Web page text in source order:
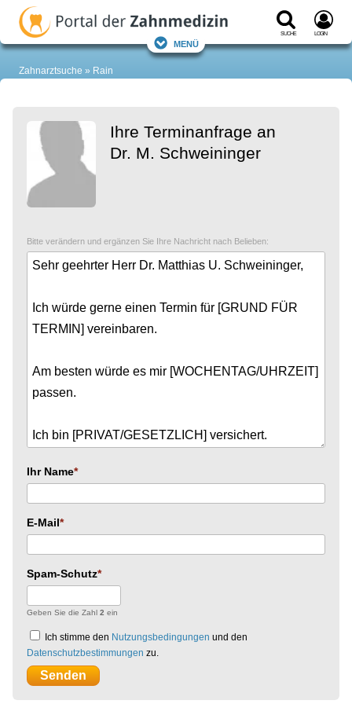
Suche Login
Menü
Zahnarztsuche Rain
Ihre Terminanfrage an
Dr. M. Schweininger
Bitte verändern und ergänzen Sie Ihre Nachricht nach Belieben:
Ihr Name
E-Mail
Spam-Schutz
Geben Sie die Zahl 2 ein
Ich stimme den Nutzungsbedingungen und den
Datenschutzbestimmungen zu.